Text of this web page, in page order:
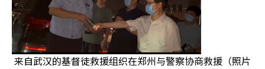
来自武汉的基督徒救援组织在郑州与警察协商救援（照片